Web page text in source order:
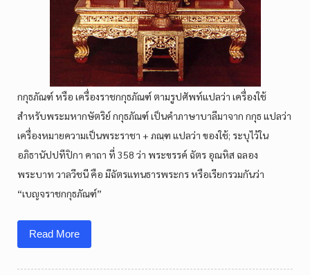
กกุธภัณฑ์ หรือ เครื่องราชกกุธภัณฑ์ ตามรูปศัพท์แปลว่า เครื่องใช้
สำหรับพระมหากษัตริย์ กกุธภัณฑ์ เป็นคำภาษาบาลีมาจาก กกุธ แปลว่า
เครื่องหมายความเป็นพระราชา + ภณฺฑ แปลว่า ของใช้; ระบุไว้ใน
อภิธานัปปทีปิกา คาถา ที่ 358 ว่า พระขรรค์ ฉัตร อุณหิส ฉลอง
พระบาท วาลวีชนี คือ มีฉัตรแทนธารพระกร หรือเรียกรวมกันว่า
“เบญจราชกกุธภัณฑ์”
Read More